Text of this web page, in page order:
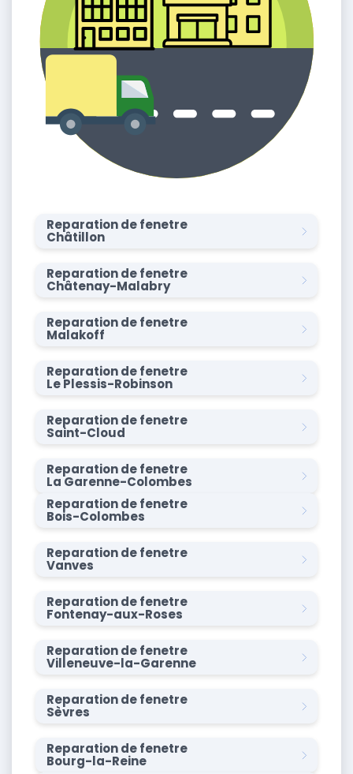
Reparation de fenetre
Châtillon
Reparation de fenetre
Châtenay-Malabry
Reparation de fenetre
Malakoff
Reparation de fenetre
Le Plessis-Robinson
Reparation de fenetre
Saint-Cloud
Reparation de fenetre
La Garenne-Colombes
Reparation de fenetre
Bois-Colombes
Reparation de fenetre
Vanves
Reparation de fenetre
Fontenay-aux-Roses
Reparation de fenetre
Villeneuve-la-Garenne
Reparation de fenetre
Sèvres
Reparation de fenetre
Bourg-la-Reine